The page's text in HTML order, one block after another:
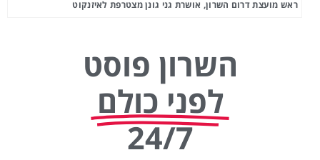
ראש מועצת דרום השרון, אושרת גני גונן מצטרפת לאיזנקוט
השרון פוסט
לפני כולם
24/7